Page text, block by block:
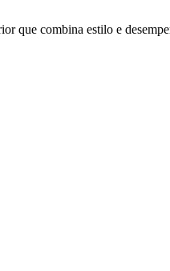
que combina estilo e